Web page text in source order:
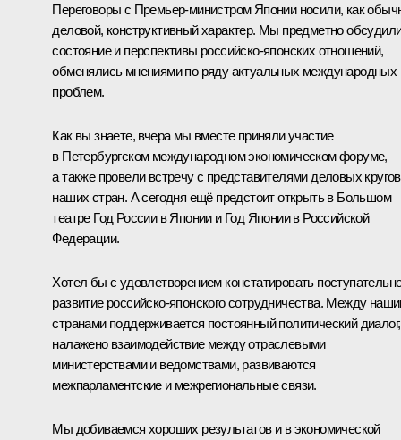
Переговоры с Премьер-министром Японии носили, как
деловой, конструктивный характер. Мы предметно
состояние и перспективы российско-японских отношений,
обменялись мнениями по ряду актуальных международных
проблем.
Как вы знаете, вчера мы вместе приняли участие
в Петербургском международном экономическом форуме,
а также провели встречу с представителями деловых кругов
наших стран. А сегодня ещё предстоит открыть в Большом
театре Год России в Японии и Год Японии в Российской
Федерации.
Хотел бы с удовлетворением констатировать
развитие российско-японского сотрудничества. Между
странами поддерживается постоянный политический диалог,
налажено взаимодействие между отраслевыми
министерствами и ведомствами, развиваются
межпарламентские и межрегиональные связи.
Мы добиваемся хороших результатов и в экономической